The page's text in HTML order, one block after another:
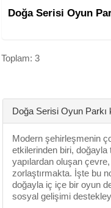
Toplam: 3
Doğa Serisi Oyun Parkı
Modern şehirleşmenin
etkilerinden biri, doğayla
yapılardan oluşan
zorlaştırmakta. İşte bu
doğayla iç içe bir oyun
sosyal gelişimi